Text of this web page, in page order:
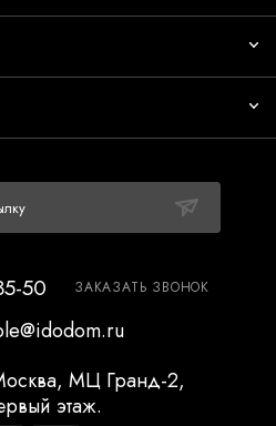
50 ЗАКАЗАТЬ ЗВОНОК
МЦ Гранд-2,
этаж.